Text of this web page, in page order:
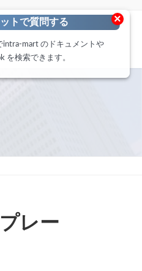
トで質問する
intra-mart のドキュメントや
を検索できます。
×
レー